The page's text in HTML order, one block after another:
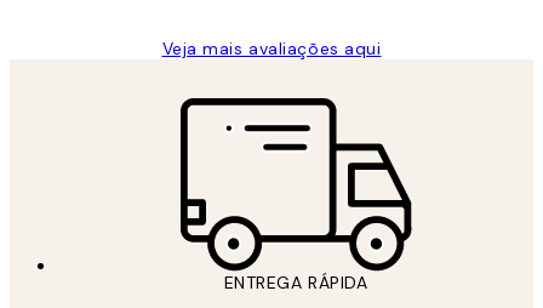
Veja mais avaliações aqui
ENTREGA RÁPIDA